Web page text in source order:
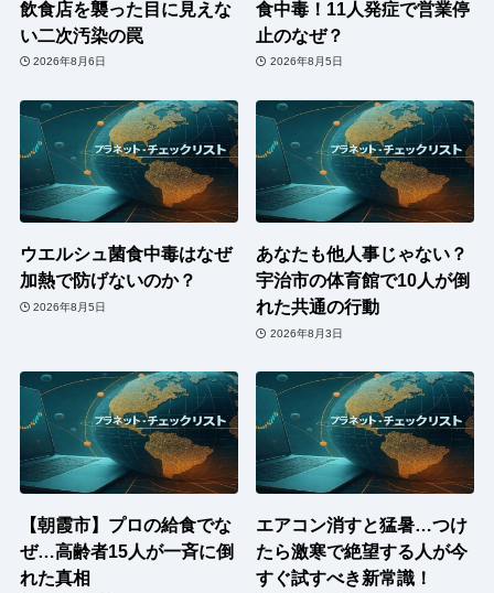
飲食店を襲った目に見えな
い二次汚染の罠
2026年8月6日
食中毒！11人発症で営業停
止のなぜ？
2026年8月5日
ウエルシュ菌食中毒はなぜ
加熱で防げないのか？
2026年8月5日
あなたも他人事じゃない？
宇治市の体育館で10人が倒
れた共通の行動
2026年8月3日
【朝霞市】プロの給食でな
ぜ…高齢者15人が一斉に倒
れた真相
エアコン消すと猛暑…つけ
たら激寒で絶望する人が今
すぐ試すべき新常識！